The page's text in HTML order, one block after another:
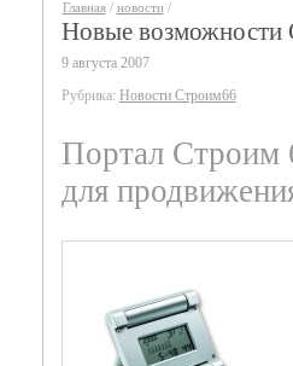
Главная/ новости/
Новые возможности
9 августа 2007
Рубрика: Новости Строим66
Портал Строим
для